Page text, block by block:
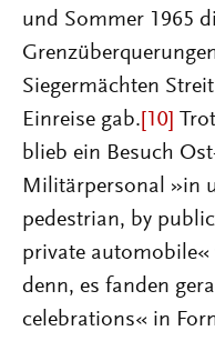
und Sommer 1965
Siegermächten
Einreise gab. [10]
blieb ein Besuch
Militärpersonal »in
pedestrian, by
private automobile«
denn, es fanden
celebrations« in